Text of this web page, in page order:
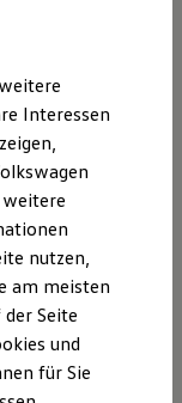
und
vom aktuellen
sind
gegen
für eine
und Ausstattungen.
beziehen
nicht Bestandteil
Reifenformat
wie z. B.
Interessen
weitere
nutzen,
am meisten
Seite
und
für Sie